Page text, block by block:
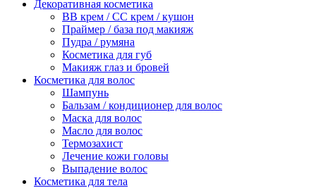
Декоративная косметика
ВВ крем / СС крем / кушон
Праймер / база под макияж
Пудра / румяна
Косметика для губ
Макияж глаз и бровей
Косметика для волос
Шампунь
Бальзам / кондиционер для волос
Маска для волос
Масло для волос
Термозахист
Лечение кожи головы
Выпадение волос
Косметика для тела